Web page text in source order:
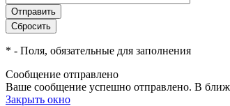
* - Поля, обязательные для заполнения
Сообщение отправлено
Ваше сообщение успешно отправлено. В
Закрыть окно